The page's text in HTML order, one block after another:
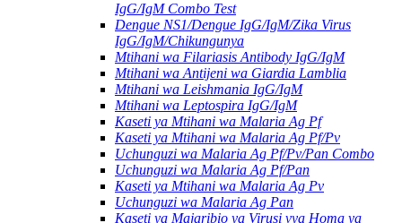
IgG/IgM Combo Test
Dengue NS1/Dengue IgG/IgM/Zika Virus
IgG/IgM/Chikungunya
Mtihani wa Filariasis Antibody IgG/IgM
Mtihani wa Antijeni wa Giardia Lamblia
Mtihani wa Leishmania IgG/IgM
Mtihani wa Leptospira IgG/IgM
Kaseti ya Mtihani wa Malaria Ag Pf
Kaseti ya Mtihani wa Malaria Ag Pf/Pv
Uchunguzi wa Malaria Ag Pf/Pv/Pan Combo
Uchunguzi wa Malaria Ag Pf/Pan
Kaseti ya Mtihani wa Malaria Ag Pv
Uchunguzi wa Malaria Ag Pan
Kaseti ya Majaribio ya Virusi vya Homa ya